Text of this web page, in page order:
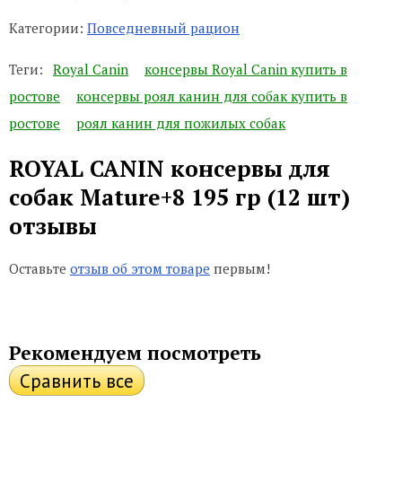
Категории: Повседневный рацион
Теги: Royal Canin
консервы Royal Canin купить в
ростове
консервы роял канин для собак купить в
ростове
роял канин для пожилых собак
ROYAL CANIN консервы для
собак Mature+8 195 гр (12 шт)
отзывы
Оставьте отзыв об этом товаре первым!
Рекомендуем посмотреть